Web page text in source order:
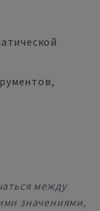
между
значениями,